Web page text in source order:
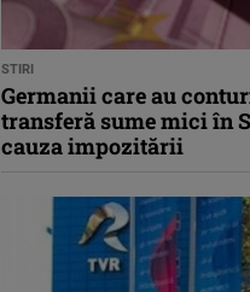
STIRI
Germanii care au
transferă sume mici în
cauza impozitării